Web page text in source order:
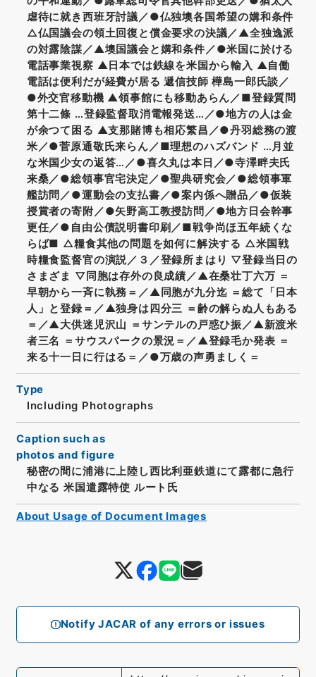
Notify JACAR of any errors or issues
虐待に就き西班牙討議／●仏独墺各国希望の媾和条件
△仏国議会の領土回復と償金要求の決議／▲全独逸派
の対露陰謀／▲墺国議会と媾和条件／●米国に於ける
電話事業視察 ▲日本では鉄線を米国から輸入 ▲自働
電話は便利だが経費が居る 遞信技師 樺島一郎氏談／
●外交官移動機 ▲領事館にも移動あらん／■登録質問
第十二條 …登録監督取消電報発送…／●地方の人は金
が余つて困る ▲支那賭博も相応繁昌／●丹羽総務の渡
米／●菅原通敬氏来らん／■理想のハズバンド …月並
な米国少女の返答…／●喜久丸は本日／●寺澤畔夫氏
来桑／●総領事官宅決定／●聖典研究会／●総領事軍
艦訪問／●運動会の支払書／●案内係へ贈品／●仮装
授賞者の寄附／●矢野高工教授訪問／●地方日会幹事
更任／●自由公債説明書印刷／■戦争尚ほ五年続くな
らば■ △糧食其他の問題を如何に解決する △米国戦
時糧食監督官の演説／３／登録所まはり ▽登録当日の
さまざま ▽同胞は存外の良成績／▲在桑壮丁六万 ＝
早朝から一斉に執務＝／▲同胞が九分迄 ＝総て「日本
人」と登録＝／▲独身は四分三 ＝齢の解らぬ人もある
＝／▲大供迷児沢山 ＝サンテルの戸惑ひ振／▲新渡米
者三名 ＝サウスパークの景況＝／▲登録毛か発表 ＝
来る十一日に行はる＝／●万歳の声勇ましく＝
Type
Including Photographs
Caption such as
photos and figure
秘密の間に浦港に上陸し西比利亜鉄道にて露都に急行
中なる 米国遣露特使 ルート氏
About Usage of Document Images